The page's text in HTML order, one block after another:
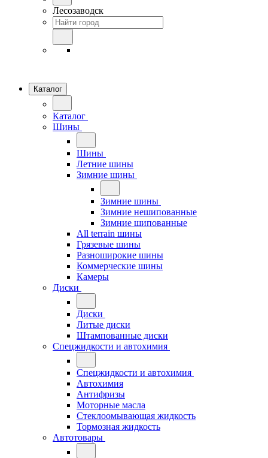
Лесозаводск
Каталог
Каталог
Шины
Шины
Летние шины
Зимние шины
Зимние шины
Зимние нешипованные
Зимние шипованные
All terrain шины
Грязевые шины
Разноширокие шины
Коммерческие шины
Камеры
Диски
Диски
Литые диски
Штампованные диски
Спецжидкости и автохимия
Спецжидкости и автохимия
Автохимия
Антифризы
Моторные масла
Стеклоомывающая жидкость
Тормозная жидкость
Автотовары